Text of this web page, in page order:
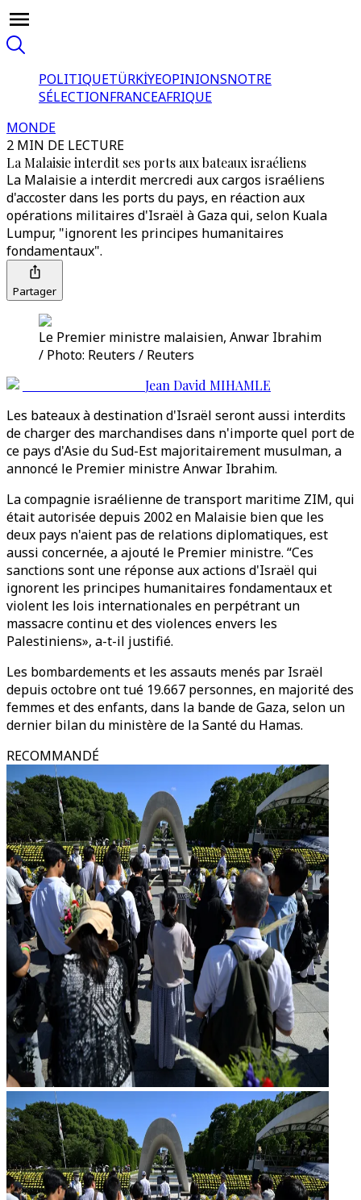
POLITIQUETÜRKİYEOPINIONSNOTRE
SÉLECTIONFRANCEAFRIQUE
MONDE
2 MIN DE LECTURE
La Malaisie interdit ses ports aux bateaux israéliens
La Malaisie a interdit mercredi aux cargos israéliens
d'accoster dans les ports du pays, en réaction aux
opérations militaires d'Israël à Gaza qui, selon Kuala
Lumpur, "ignorent les principes humanitaires
fondamentaux".
Partager
Le Premier ministre malaisien, Anwar Ibrahim
/ Photo: Reuters / Reuters
Jean David MIHAMLE
Les bateaux à destination d'Israël seront aussi interdits
de charger des marchandises dans n'importe quel port de
ce pays d'Asie du Sud-Est majoritairement musulman, a
annoncé le Premier ministre Anwar Ibrahim.
La compagnie israélienne de transport maritime ZIM, qui
était autorisée depuis 2002 en Malaisie bien que les
deux pays n'aient pas de relations diplomatiques, est
aussi concernée, a ajouté le Premier ministre. “Ces
sanctions sont une réponse aux actions d'Israël qui
ignorent les principes humanitaires fondamentaux et
violent les lois internationales en perpétrant un
massacre continu et des violences envers les
Palestiniens», a-t-il justifié.
Les bombardements et les assauts menés par Israël
depuis octobre ont tué 19.667 personnes, en majorité des
femmes et des enfants, dans la bande de Gaza, selon un
dernier bilan du ministère de la Santé du Hamas.
RECOMMANDÉ